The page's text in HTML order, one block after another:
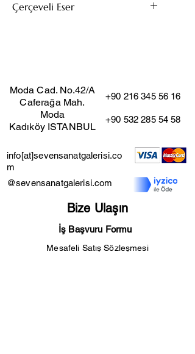
50x70
Çerçeveli Eser
Moda Cad. No.42/A
Caferağa Mah.
Moda
Kadıköy ISTANBUL
+90 216 345 56 16
+90 532 285 54 58
info[at]sevensanatgalerisi.co
m
@sevensanatgalerisi.com
Bize Ulaşın
İş Başvuru Formu
Mesafeli Satış Sözleşmesi